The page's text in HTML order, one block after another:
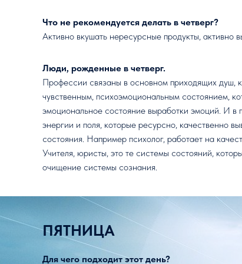
Что не рекомендуется делать в четверг?
Активно вкушать нересурсные продукты, активно
Люди, рожденные в четверг.
Профессии связаны в основном приходящих душ,
чувственным, психоэмоциональным состоянием,
эмоциональное состояние выработки эмоций. И
энергии и поля, которые ресурсно, качественно
состояния. Например психолог, работает на
Учителя, юристы, это те системы состояний,
очищение системы сознания.
Для чего подходит этот день?
ПЯТНИЦА